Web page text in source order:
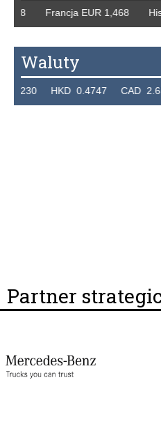
EUR 1,468 Hiszpania
Waluty
0.4747 CAD 2.6581
Partner